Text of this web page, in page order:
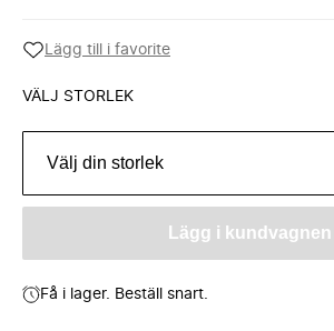
Lägg till i favorite
VÄLJ STORLEK
Välj din storlek
Lägg i kundvagnen
Få i lager. Beställ snart.